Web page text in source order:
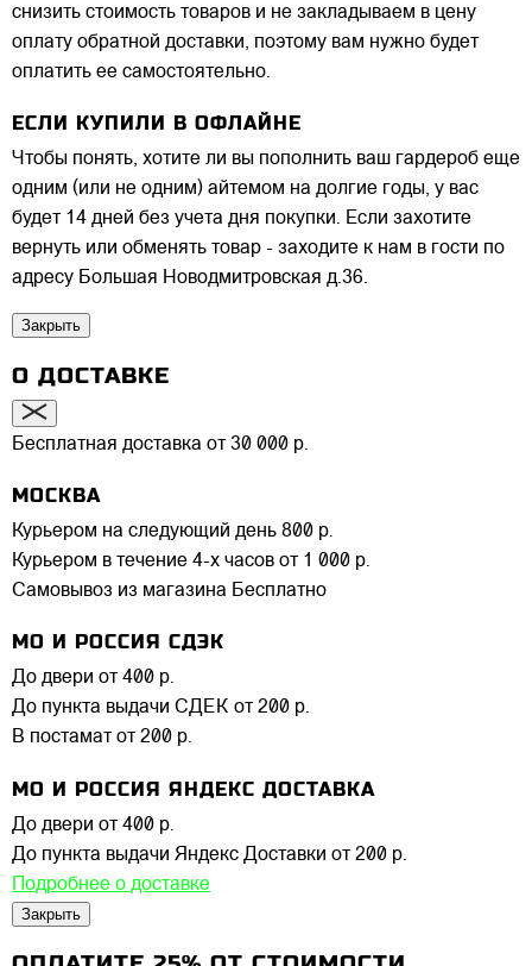
снизить стоимость товаров и не закладываем в цену
оплату обратной доставки, поэтому вам нужно будет
оплатить ее самостоятельно.
ЕСЛИ КУПИЛИ В ОФЛАЙНЕ
Чтобы понять, хотите ли вы пополнить ваш гардероб еще
одним (или не одним) айтемом на долгие годы, у вас
будет 14 дней без учета дня покупки. Если захотите
вернуть или обменять товар - заходите к нам в гости по
адресу Большая Новодмитровская д.36.
Закрыть
О ДОСТАВКЕ
Бесплатная доставка от 30 000 р.
МОСКВА
Курьером на следующий день 800 р.
Курьером в течение 4-х часов от 1 000 р.
Самовывоз из магазина Бесплатно
МО И РОССИЯ СДЭК
До двери от 400 р.
До пункта выдачи СДЕК от 200 р.
В постамат от 200 р.
МО И РОССИЯ ЯНДЕКС ДОСТАВКА
До двери от 400 р.
До пункта выдачи Яндекс Доставки от 200 р.
Подробнее о доставке
Закрыть